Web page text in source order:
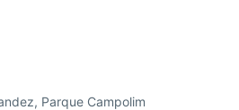
Parque Campolim